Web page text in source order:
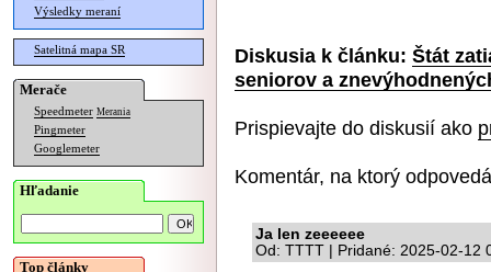
Výsledky meraní
Satelitná mapa SR
Merače
Speedmeter Merania
Pingmeter
Googlemeter
Hľadanie
Top články
Diskusia k článku: Štát
seniorov a
Prispievajte do diskusií ako
Komentár, na ktorý
Ja len zeeeeee
Od: TTTT | Pridané: 2025-02-12